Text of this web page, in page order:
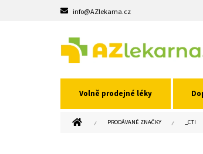
info@AZlekarna.cz
Volně prodejné léky
DOMŮ PRODÁVANÉ ZNAČKY _CTI